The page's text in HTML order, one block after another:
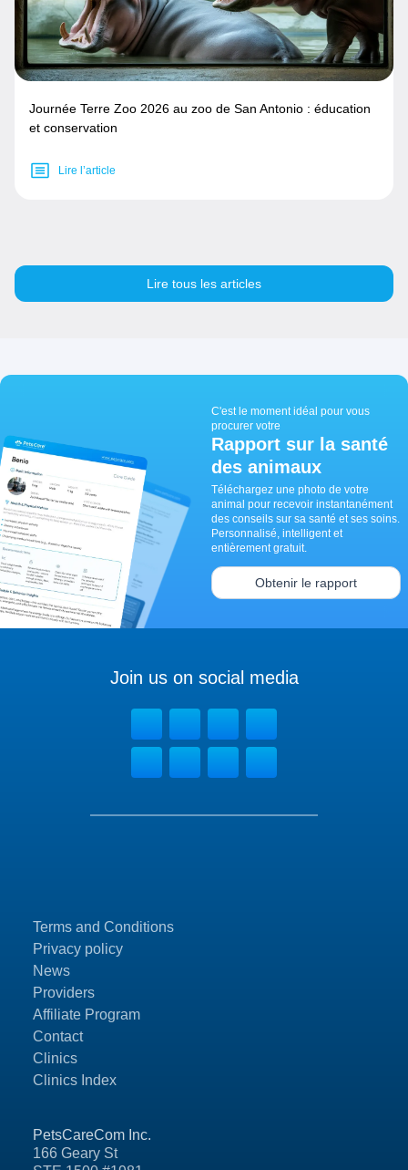
Journée Terre Zoo 2026 au zoo de San Antonio : éducation
et conservation
Lire l’article
Lire tous les articles
C'est le moment idéal pour vous
procurer votre
Rapport sur la santé
des animaux
Téléchargez une photo de votre
animal pour recevoir instantanément
des conseils sur sa santé et ses soins.
Personnalisé, intelligent et
entièrement gratuit.
Obtenir le rapport
PetsCareCom Inc.
166 Geary St
Terms and Conditions
Privacy policy
News
Providers
Affiliate Program
Contact
Clinics
Clinics Index
Join us on social media